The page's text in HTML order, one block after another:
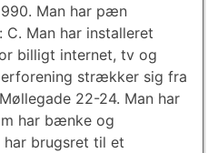
Man har pæn
Man har installeret
billigt internet, tv og
strækker sig fra
22-24. Man har
har bænke og
har brugsret til et